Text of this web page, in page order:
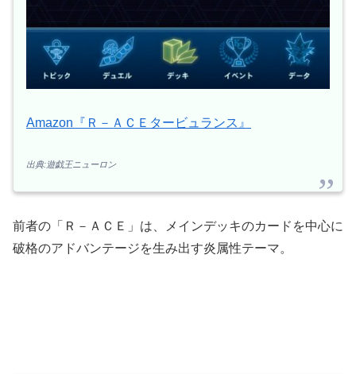
Amazon『Ｒ－ＡＣＥタービュランス』
出典:遊戯王ニューロン
前者の「Ｒ－ＡＣＥ」は、メインデッキのカードを中心に
破格のアドバンテージを生み出す炎属性テーマ。